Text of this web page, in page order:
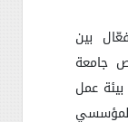
بين
جامعة
عمل